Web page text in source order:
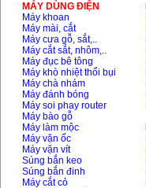
MÁY DÙNG ĐIỆN
Máy khoan
Máy mài, cắt
Máy cưa gỗ, sắt,..
Máy cắt sắt, nhôm,..
Máy đục bê tông
Máy khò nhiệt thổi bụi
Máy chà nhám
Máy đánh bóng
Máy soi phay router
Máy bào gỗ
Máy làm mộc
Máy vặn ốc
Máy vặn vít
Súng bắn keo
Súng bắn đinh
Máy cắt cỏ